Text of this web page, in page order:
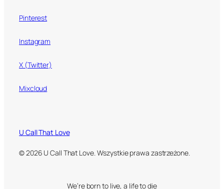
Pinterest
Instagram
X (Twitter)
Mixcloud
U Call That Love
© 2026 U Call That Love. Wszystkie prawa zastrzeżone.
We’re born to live, a life to die